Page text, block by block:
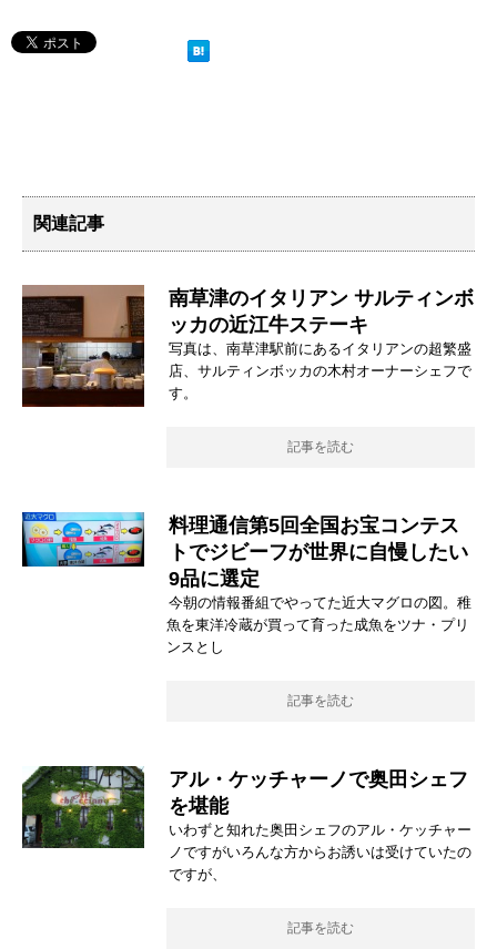
関連記事
南草津のイタリアン サルティンボ
ッカの近江牛ステーキ
写真は、南草津駅前にあるイタリアンの超繁盛
店、サルティンボッカの木村オーナーシェフで
す。
記事を読む
料理通信第5回全国お宝コンテス
トでジビーフが世界に自慢したい
9品に選定
今朝の情報番組でやってた近大マグロの図。稚
魚を東洋冷蔵が買って育った成魚をツナ・プリ
ンスとし
記事を読む
アル・ケッチャーノで奥田シェフ
を堪能
いわずと知れた奥田シェフのアル・ケッチャー
ノですがいろんな方からお誘いは受けていたの
ですが、
記事を読む